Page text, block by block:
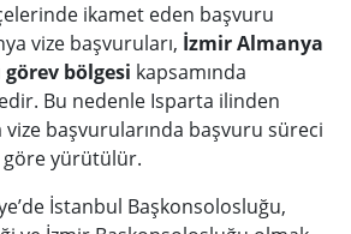
ikamet eden başvuru
vize başvuruları, İzmir Almanya
bölgesi kapsamında
Bu nedenle Isparta ilinden
vize başvurularında başvuru süreci
göre yürütülür.
İstanbul Başkonsolosluğu,